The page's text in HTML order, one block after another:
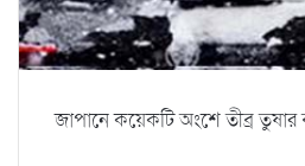
জাপানে কয়েকটি অংশে তীব্র